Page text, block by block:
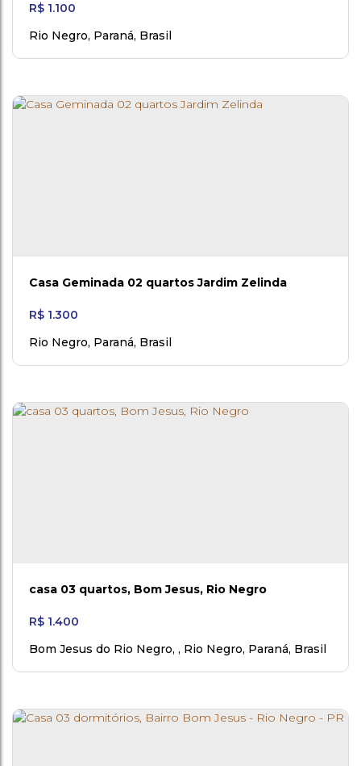
R$ 1.100
Rio Negro, Paraná, Brasil
Casa Geminada 02 quartos Jardim Zelinda
R$ 1.300
Rio Negro, Paraná, Brasil
casa 03 quartos, Bom Jesus, Rio Negro
R$ 1.400
Bom Jesus do Rio Negro , Rio Negro, Paraná, Brasil